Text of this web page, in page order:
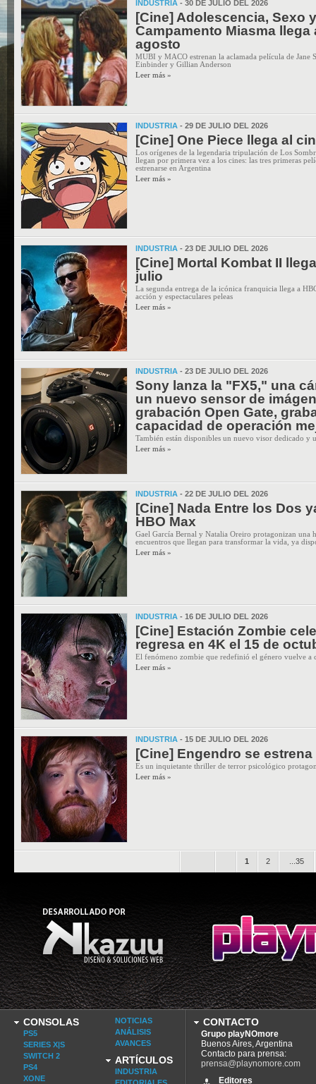
INDUSTRIA - 30 DE JULIO DEL 2026
[Cine] Adolescencia, Sexo
Campamento Miasma llega
agosto
MUBI y MACO estrenan la aclamada película de Jane
Einbinder y Gillian Anderson
Leer más »
INDUSTRIA - 29 DE JULIO DEL 2026
[Cine] One Piece llega al
Los orígenes de la legendaria tripulación de Los
llegan por primera vez a los cines: las tres primeras
estrenarse en Argentina
Leer más »
INDUSTRIA - 23 DE JULIO DEL 2026
[Cine] Mortal Kombat II
julio
La segunda entrega de la icónica franquicia llega a
acción y espectaculares peleas
Leer más »
INDUSTRIA - 23 DE JULIO DEL 2026
Sony lanza la "FX5," una
un nuevo sensor de
grabación Open Gate,
capacidad de operación
También están disponibles un nuevo visor dedicado y
Leer más »
INDUSTRIA - 22 DE JULIO DEL 2026
[Cine] Nada Entre los Dos
HBO Max
Gael García Bernal y Natalia Oreiro protagonizan una
encuentros que llegan para transformar la vida, ya
Leer más »
INDUSTRIA - 16 DE JULIO DEL 2026
[Cine] Estación Zombie
regresa en 4K el 15 de
El fenómeno zombie que redefinió el género vuelve a
Leer más »
INDUSTRIA - 15 DE JULIO DEL 2026
[Cine] Engendro se
Es un inquietante thriller de terror psicológico
Leer más »
1 2 ...35
CONSOLAS
PS5
SERIES X|S
SWITCH 2
PS4
XONE
NOTICIAS
ANÁLISIS
AVANCES
ARTÍCULOS
INDUSTRIA
CONTACTO
Grupo playNOmore
Buenos Aires, Argentina
Contacto para prensa:
prensa@playnomore.com
Editores